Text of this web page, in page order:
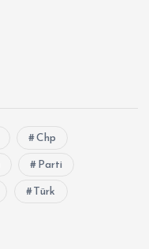
Chp
Parti
Türk